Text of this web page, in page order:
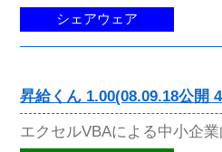
シェアウェア
昇給くん 1.00(08.09.18公開
エクセルVBAによる中小企